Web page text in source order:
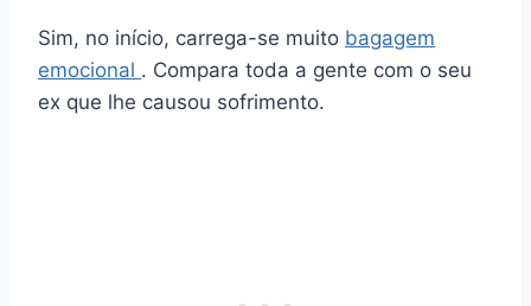
Sim, no início, carrega-se muito bagagem
emocional . Compara toda a gente com o seu
ex que lhe causou sofrimento.